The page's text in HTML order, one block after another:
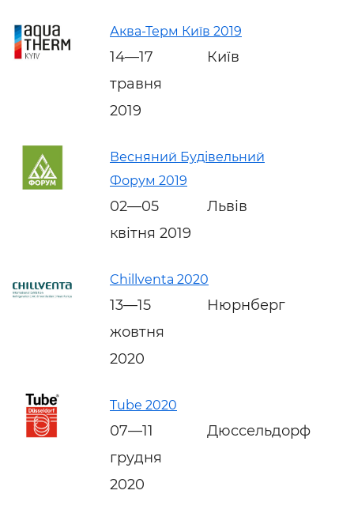
Аква-Терм Київ 2019
14—17
травня
2019
Київ
Весняний Будівельний
Форум 2019
02—05
квітня 2019
Львів
Chillventa 2020
13—15
жовтня
2020
Нюрнберг
Tube 2020
07—11
грудня
2020
Дюссельдорф